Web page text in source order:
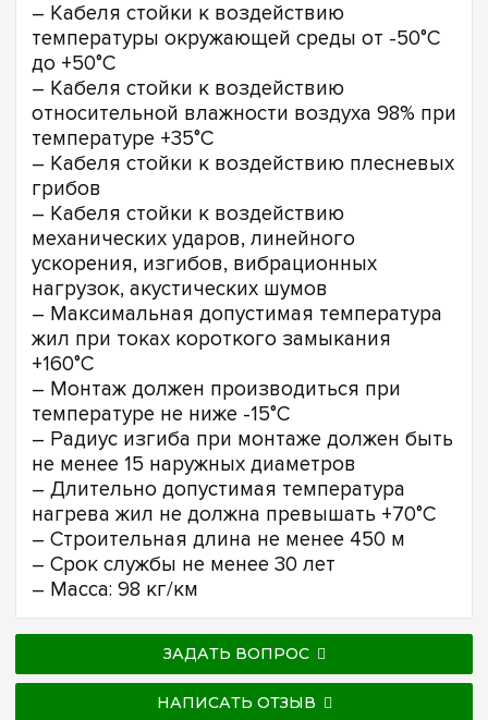
– Кабеля стойки к воздействию
температуры окружающей среды от -50°С
до +50°С
– Кабеля стойки к воздействию
относительной влажности воздуха 98% при
температуре +35°С
– Кабеля стойки к воздействию плесневых
грибов
– Кабеля стойки к воздействию
механических ударов, линейного
ускорения, изгибов, вибрационных
нагрузок, акустических шумов
– Максимальная допустимая температура
жил при токах короткого замыкания
+160°С
– Монтаж должен производиться при
температуре не ниже -15°С
– Радиус изгиба при монтаже должен быть
не менее 15 наружных диаметров
– Длительно допустимая температура
нагрева жил не должна превышать +70°С
– Строительная длина не менее 450 м
– Срок службы не менее 30 лет
– Масса: 98 кг/км
ЗАДАТЬ ВОПРОС
НАПИСАТЬ ОТЗЫВ